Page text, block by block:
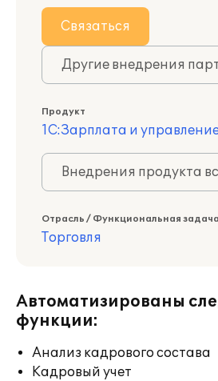
Связаться
Другие внедрения
Продукт
1С:Зарплата и
Внедрения продукта
Отрасль / Функциональная задача
Торговля
Автоматизированы
функции:
Анализ кадрового состава
Кадровый учет